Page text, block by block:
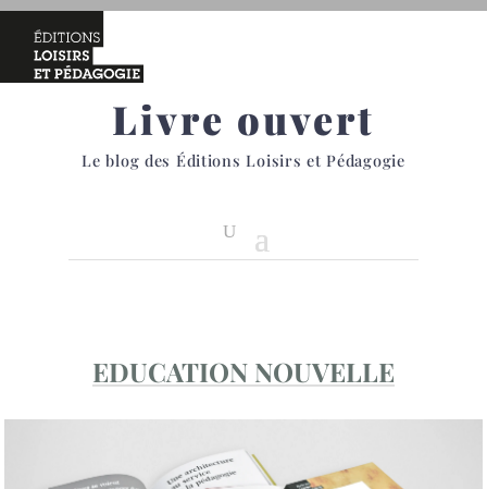
Livre ouvert
Le blog des Éditions Loisirs et Pédagogie
EDUCATION NOUVELLE